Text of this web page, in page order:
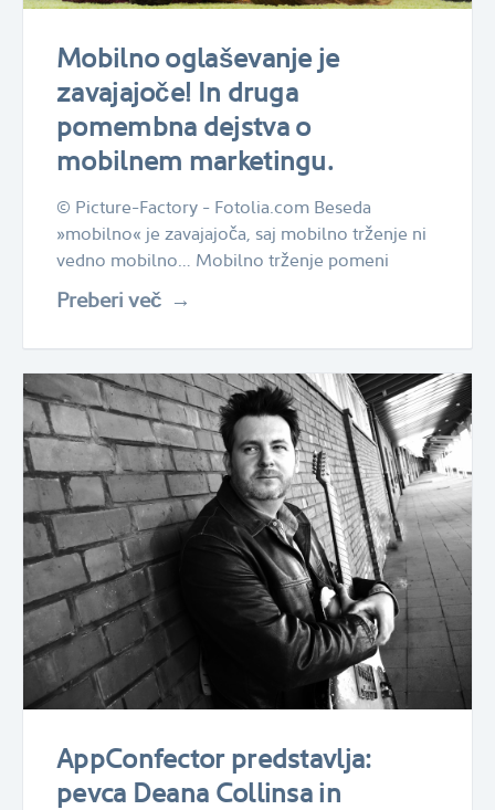
Mobilno oglaševanje je
zavajajoče! In druga
pomembna dejstva o
mobilnem marketingu.
© Picture-Factory - Fotolia.com Beseda
»mobilno« je zavajajoča, saj mobilno trženje ni
vedno mobilno… Mobilno trženje pomeni
Preberi več
AppConfector predstavlja:
pevca Deana Collinsa in